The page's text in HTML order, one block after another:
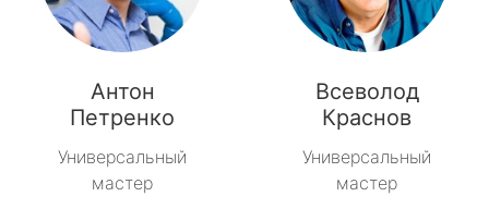
Антон
Петренко
Универсальный
мастер
Всеволод
Краснов
Универсальный
мастер